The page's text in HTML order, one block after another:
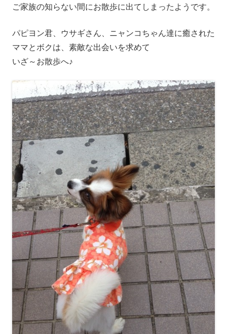
ご家族の知らない間にお散歩に出てしまったようです。
パピヨン君、 ウサギさん、ニャンコちゃん達に癒された
ママとボクは、 素敵な出会いを求めて
いざ～お散歩へ♪